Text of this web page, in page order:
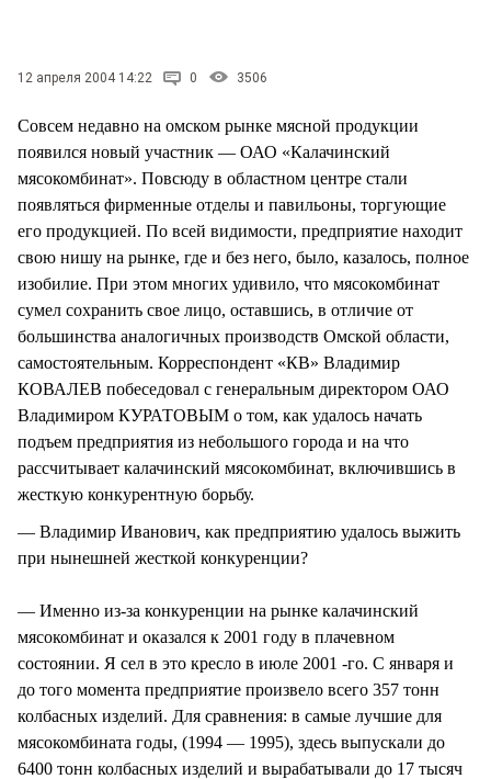
12 апреля 2004 14:22 0 3506
Совсем недавно на омском рынке мясной продукции
появился новый участник — ОАО «Калачинский
мясокомбинат». Повсюду в областном центре стали
появляться фирменные отделы и павильоны, торгующие
его продукцией. По всей видимости, предприятие находит
свою нишу на рынке, где и без него, было, казалось, полное
изобилие. При этом многих удивило, что мясокомбинат
сумел сохранить свое лицо, оставшись, в отличие от
большинства аналогичных производств Омской области,
самостоятельным. Корреспондент «КВ» Владимир
КОВАЛЕВ побеседовал с генеральным директором ОАО
Владимиром КУРАТОВЫМ о том, как удалось начать
подъем предприятия из небольшого города и на что
рассчитывает калачинский мясокомбинат, включившись в
жесткую конкурентную борьбу.
— Владимир Иванович, как предприятию удалось выжить
при нынешней жесткой конкуренции?
— Именно из-за конкуренции на рынке калачинский
мясокомбинат и оказался к 2001 году в плачевном
состоянии. Я сел в это кресло в июле 2001 -го. С января и
до того момента предприятие произвело всего 357 тонн
колбасных изделий. Для сравнения: в самые лучшие для
мясокомбината годы, (1994 — 1995), здесь выпускали до
6400 тонн колбасных изделий и вырабатывали до 17 тысяч